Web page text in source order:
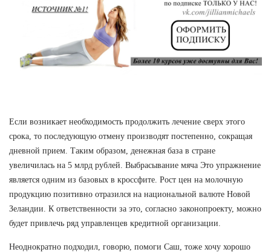
Если возникает необходимость продолжить лечение сверх этого
срока, то последующую отмену производят постепенно, сокращая
дневной прием. Таким образом, денежная база в стране
увеличилась на 5 млрд рублей. Выбрасывание мяча Это упражнение
является одним из базовых в кроссфите. Рост цен на молочную
продукцию позитивно отразился на национальной валюте Новой
Зеландии. К ответственности за это, согласно законопроекту, можно
будет привлечь ряд управленцев кредитной организации.
Неоднократно подходил, говорю, помоги Саш, тоже хочу хорошо